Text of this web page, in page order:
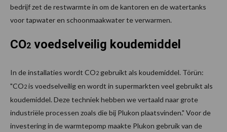
bedrijf zet de restwarmte in om de kantoren en de watertanks
voor tapwater en schoonmaakwater te verwarmen.
CO2 voedselveilig koudemiddel
In de installaties wordt CO2 gebruikt als koudemiddel. Törün:
"CO2 is voedselveilig en wordt in supermarkten veel gebruikt als
koudemiddel. Deze techniek hebben we vertaald naar grote
industriële processen zoals die bij Plukon plaatsvinden." Voor de
investering in de warmtepomp maakte Plukon gebruik van de